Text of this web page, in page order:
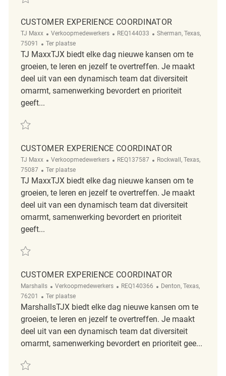
CUSTOMER EXPERIENCE COORDINATOR
TJ Maxx Categorie
Verkoopmedewerkers ReqId
REQ144033 Plaats
Sherman, Texas,
75091
Afgelegen
Ter plaatse
TJ MaxxTJX biedt elke dag nieuwe kansen om te
groeien, te leren en jezelf te overtreffen. Je maakt
deel uit van een dynamisch team dat diversiteit
omarmt, samenwerking bevordert en prioriteit
geeft...
Redden Customer Experience Coordinator REQ144033
CUSTOMER EXPERIENCE COORDINATOR
TJ Maxx Categorie
Verkoopmedewerkers ReqId
REQ137587 Plaats
Rockwall, Texas,
75087
Afgelegen
Ter plaatse
TJ MaxxTJX biedt elke dag nieuwe kansen om te
groeien, te leren en jezelf te overtreffen. Je maakt
deel uit van een dynamisch team dat diversiteit
omarmt, samenwerking bevordert en prioriteit
geeft...
Redden Customer Experience Coordinator REQ137587
CUSTOMER EXPERIENCE COORDINATOR
Marshalls Categorie
Verkoopmedewerkers ReqId
REQ140366 Plaats
Denton, Texas,
76201
Afgelegen
Ter plaatse
MarshallsTJX biedt elke dag nieuwe kansen om te
groeien, te leren en jezelf te overtreffen. Je maakt
deel uit van een dynamisch team dat diversiteit
omarmt, samenwerking bevordert en prioriteit gee...
Redden Customer Experience Coordinator REQ140366